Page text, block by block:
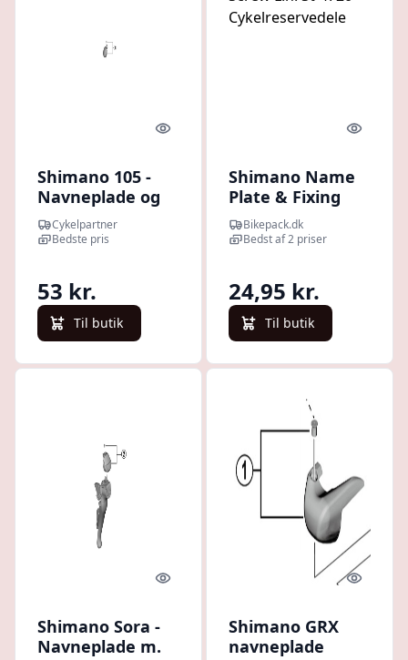
Quick look
Shimano 105 -
Navneplade og
skrue - Til højre
STI-greb - ST-
Cykelpartner
Bedste pris
53 kr.
Til butik
Quick
Shimano Name
Plate & Fixing
Screw L.h. St-
4720 -
Bikepack.dk
Bedst af 2 priser
24,95 kr.
Til butik
Quick look
Shimano Sora -
Navneplade m.
Quick
Shimano GRX
navneplade